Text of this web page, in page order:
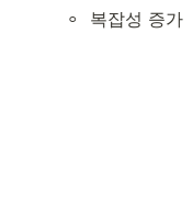
◦ 복잡성 증가